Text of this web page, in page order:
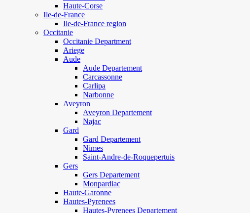
Haute-Corse
Ile-de-France
Ile-de-France region
Occitanie
Occitanie Department
Ariege
Aude
Aude Departement
Carcassonne
Carlipa
Narbonne
Aveyron
Aveyron Departement
Najac
Gard
Gard Departement
Nimes
Saint-Andre-de-Roquepertuis
Gers
Gers Departement
Monpardiac
Haute-Garonne
Hautes-Pyrenees
Hautes-Pyrenees Departement